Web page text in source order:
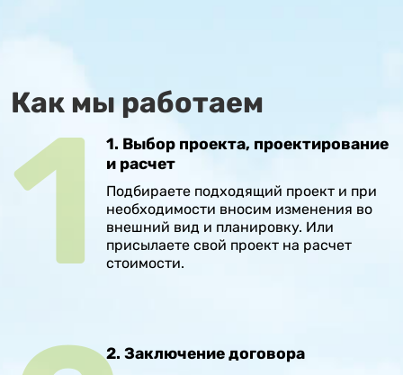
Как мы работаем
1. Выбор проекта, проектирование
и расчет
Подбираете подходящий проект и при
необходимости вносим изменения во
внешний вид и планировку. Или
присылаете свой проект на расчет
стоимости.
2. Заключение договора